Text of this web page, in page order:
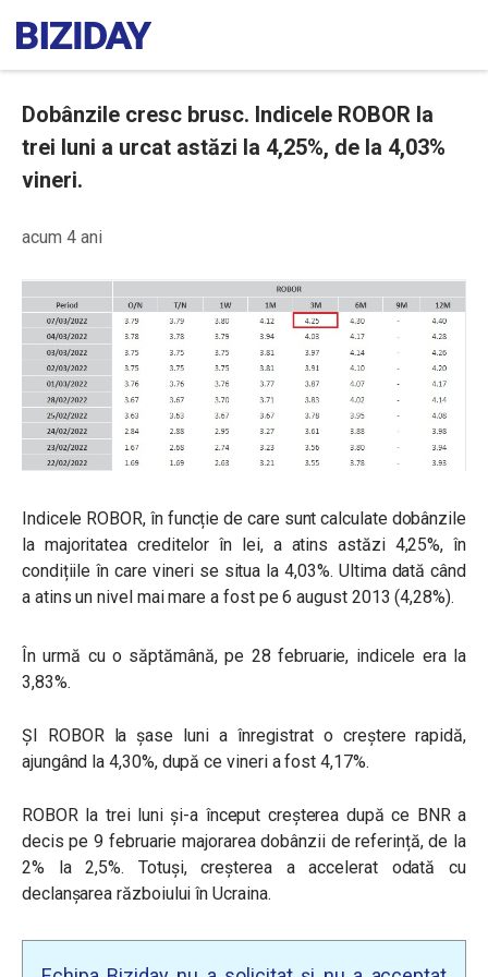
Dobânzile cresc brusc. Indicele ROBOR la
trei luni a urcat astăzi la 4,25%, de la 4,03%
vineri.
acum 4 ani
Indicele ROBOR, în funcție de care sunt calculate dobânzile
la majoritatea creditelor în lei, a atins astăzi 4,25%, în
condițiile în care vineri se situa la 4,03%. Ultima dată când
a atins un nivel mai mare a fost pe 6 august 2013 (4,28%).
În urmă cu o săptămână, pe 28 februarie, indicele era la
3,83%.
ȘI ROBOR la șase luni a înregistrat o creștere rapidă,
ajungând la 4,30%, după ce vineri a fost 4,17%.
ROBOR la trei luni și-a început creșterea după ce BNR a
decis pe 9 februarie majorarea dobânzii de referință, de la
2% la 2,5%. Totuși, creșterea a accelerat odată cu
declanșarea războiului în Ucraina.